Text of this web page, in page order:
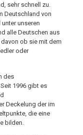
sehr schnell zu.
Deutschland von
unseren
alle Deutschen aus
ob sie mit dem
oder
des
1996 gibt es
Deckelung der im
die eine
bilden.